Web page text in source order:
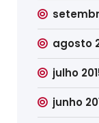
agosto
julho
junho